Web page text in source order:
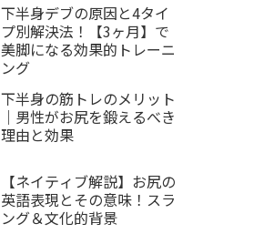
下半身デブの原因と4タイ
プ別解決法！【3ヶ月】で
美脚になる効果的トレーニ
ング
下半身の筋トレのメリット
｜男性がお尻を鍛えるべき
理由と効果
【ネイティブ解説】お尻の
英語表現とその意味！スラ
ング＆文化的背景